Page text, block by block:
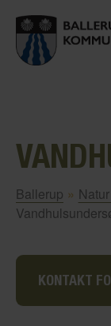
Ballerup »
KONTAKT